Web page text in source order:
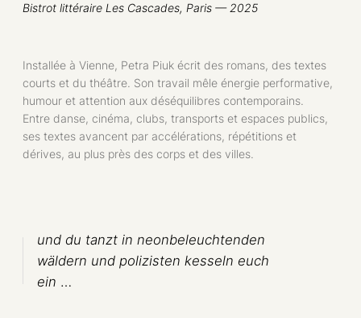
Bistrot littéraire Les Cascades, Paris — 2025
Installée à Vienne, Petra Piuk écrit des romans, des textes
courts et du théâtre. Son travail mêle énergie performative,
humour et attention aux déséquilibres contemporains.
Entre danse, cinéma, clubs, transports et espaces publics,
ses textes avancent par accélérations, répétitions et
dérives, au plus près des corps et des villes.
und du tanzt in neonbeleuchtenden
wäldern und polizisten kesseln euch
ein …